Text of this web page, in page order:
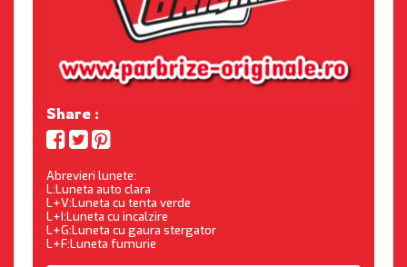
Share :
Abrevieri lunete:
L:Luneta auto clara
L+V:Luneta cu tenta verde
L+I:Luneta cu incalzire
L+G:Luneta cu gaura stergator
L+F:Luneta fumurie